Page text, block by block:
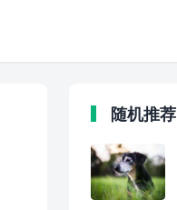
随机推荐